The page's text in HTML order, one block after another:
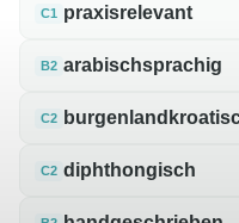
C1 praxisrelevant
B2 arabischsprachig
C2
C2 diphthongisch